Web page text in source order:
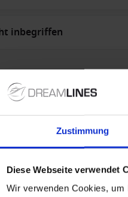
Zustimmung
Diese Webseite verwendet
Wir verwenden Cookies,
inbegriffen